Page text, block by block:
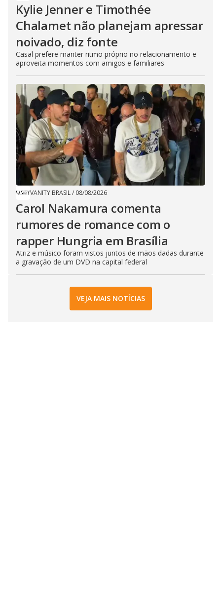
Kylie Jenner e Timothée
Chalamet não planejam apressar
noivado, diz fonte
Casal prefere manter ritmo próprio no relacionamento e
aproveita momentos com amigos e familiares
VANITY BRASIL/ 08/08/2026
Carol Nakamura comenta
rumores de romance com o
rapper Hungria em Brasília
Atriz e músico foram vistos juntos de mãos dadas durante
a gravação de um DVD na capital federal
VEJA MAIS NOTÍCIAS